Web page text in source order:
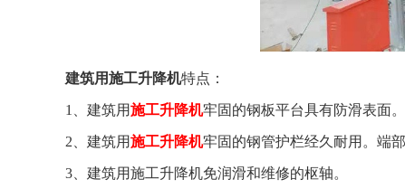
建筑用施工升降机特点：
1、建筑用施工升降机牢固的钢板平台具有防滑表面。
2、建筑用施工升降机牢固的钢管护栏经久耐用。端
3、建筑用施工升降机免润滑和维修的枢轴。